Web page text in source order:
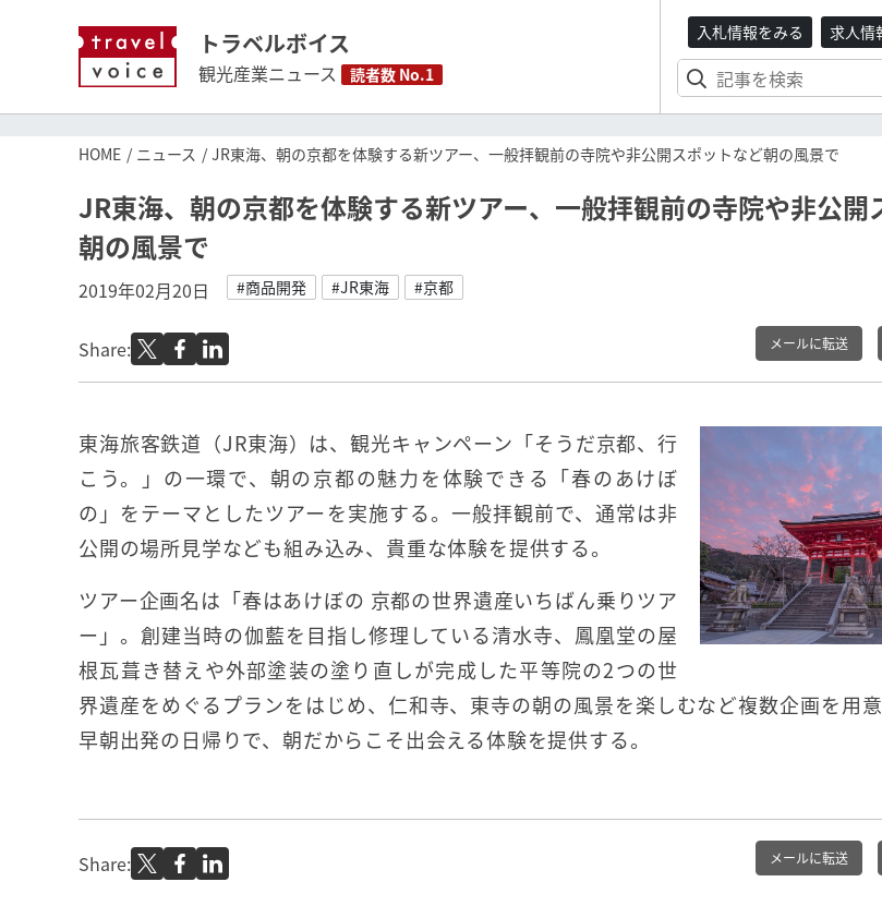
トラベルボイス
観光産業ニュース 読者数 No.1
入札情報をみる 求人情
HOME ニュース JR東海、朝の京都を体験する新ツアー、一般拝観前の寺院や非公開スポットなど朝の風景で
JR東海、朝の京都を体験する新ツアー、一般拝観前の寺院や非公開
朝の風景で
2019年02月20日 #商品開発 #JR東海 #京都
Share: メールに転送
東海旅客鉄道（JR東海）は、観光キャンペーン「そうだ京都、行
こう。」の一環で、朝の京都の魅力を体験できる「春のあけぼ
の」をテーマとしたツアーを実施する。一般拝観前で、通常は非
公開の場所見学なども組み込み、貴重な体験を提供する。
ツアー企画名は「春はあけぼの 京都の世界遺産いちばん乗りツア
ー」。創建当時の伽藍を目指し修理している清水寺、鳳凰堂の屋
根瓦葺き替えや外部塗装の塗り直しが完成した平等院の2つの世
界遺産をめぐるプランをはじめ、仁和寺、東寺の朝の風景を楽しむなど複数企画を用
早朝出発の日帰りで、朝だからこそ出会える体験を提供する。
Share: メールに転送